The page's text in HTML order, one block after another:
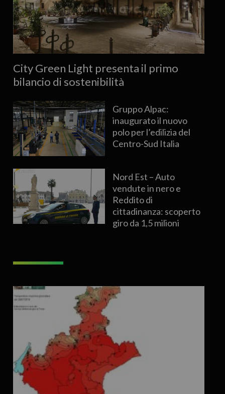
City Green Light presenta il primo
bilancio di sostenibilità
Gruppo Alpac:
inaugurato il nuovo
polo per l’edilizia del
Centro-Sud Italia
Nord Est – Auto
vendute in nero e
Reddito di
cittadinanza: scoperto
giro da 1,5 milioni